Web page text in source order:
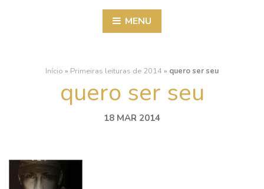
MENU
Início » Primeiras leituras de 2014 » quero ser seu
quero ser seu
18 MAR 2014